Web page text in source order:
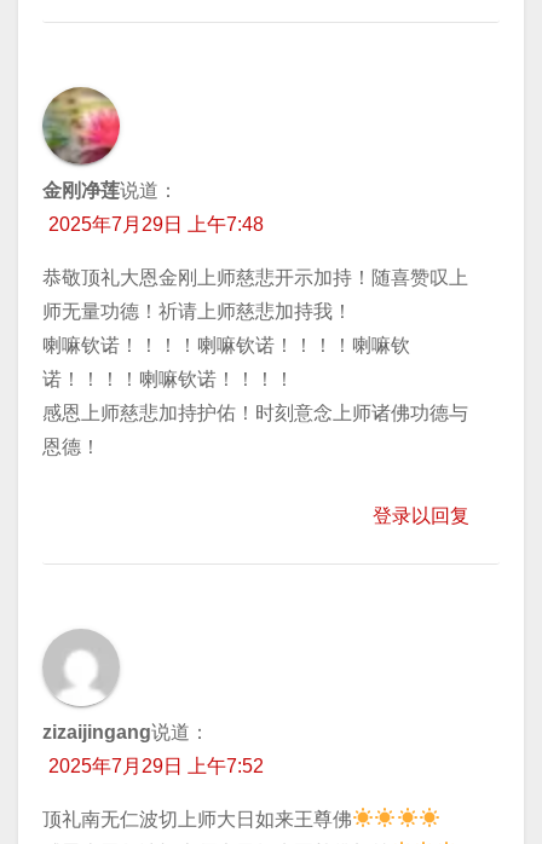
金刚净莲说道：
2025年7月29日 上午7:48
恭敬顶礼大恩金刚上师慈悲开示加持！随喜赞叹上
师无量功德！祈请上师慈悲加持我！
喇嘛钦诺！！！！喇嘛钦诺！！！！喇嘛钦
诺！！！！喇嘛钦诺！！！！
感恩上师慈悲加持护佑！时刻意念上师诸佛功德与
恩德！
登录以回复
zizaijingang说道：
2025年7月29日 上午7:52
顶礼南无仁波切上师大日如来王尊佛